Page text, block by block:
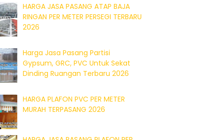
HARGA JASA PASANG ATAP BAJA
RINGAN PER METER PERSEGI TERBARU
2026
Harga Jasa Pasang Partisi
Gypsum, GRC, PVC Untuk Sekat
Dinding Ruangan Terbaru 2026
HARGA PLAFON PVC PER METER
MURAH TERPASANG 2026